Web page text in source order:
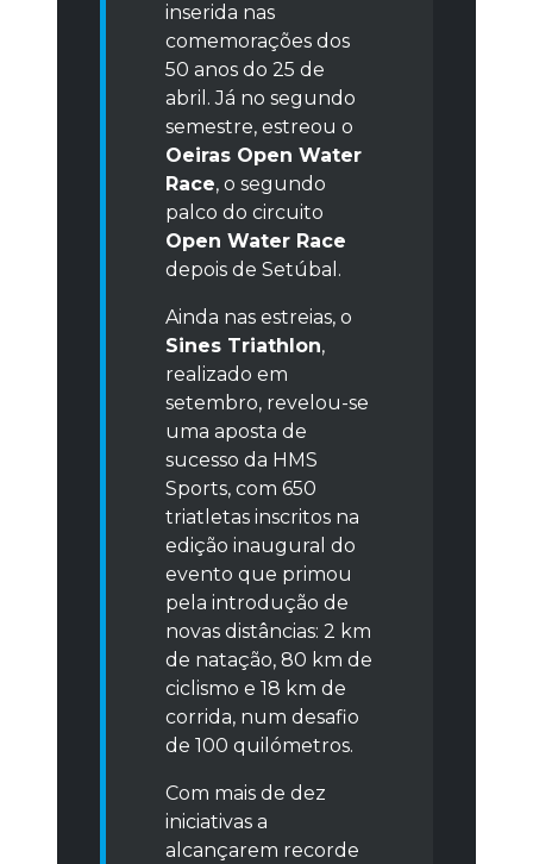
inserida nas
comemorações dos
50 anos do 25 de
abril. Já no segundo
semestre, estreou o
Oeiras Open Water
Race, o segundo
palco do circuito
Open Water Race
depois de Setúbal.
Ainda nas estreias, o
Sines Triathlon,
realizado em
setembro, revelou-se
uma aposta de
sucesso da HMS
Sports, com 650
triatletas inscritos na
edição inaugural do
evento que primou
pela introdução de
novas distâncias: 2 km
de natação, 80 km de
ciclismo e 18 km de
corrida, num desafio
de 100 quilómetros.
Com mais de dez
iniciativas a
alcançarem recorde